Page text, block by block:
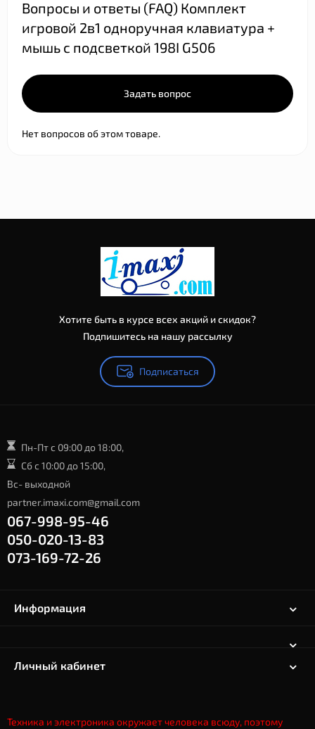
Вопросы и ответы (FAQ) Комплект
игровой 2в1 одноручная клавиатура +
мышь с подсветкой 198I G506
Задать вопрос
Нет вопросов об этом товаре.
Хотите быть в курсе всех акций и скидок?
Подпишитесь на нашу рассылку
Подписаться
Пн-Пт с 09:00 до 18:00,
Сб с 10:00 до 15:00,
Вс- выходной
partner.imaxi.com@gmail.com
067-998-95-46
050-020-13-83
073-169-72-26
Информация
Личный кабинет
Техника и электроника окружает человека всюду, поэтому